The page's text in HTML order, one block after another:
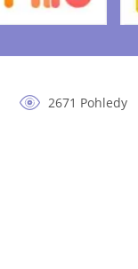
2671 Pohledy